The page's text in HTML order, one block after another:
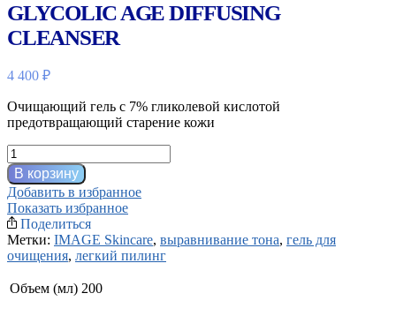
GLYCOLIC AGE DIFFUSING
CLEANSER
4 400 ₽
Очищающий гель с 7% гликолевой кислотой
предотвращающий старение кожи
Количество
товара
Glycolic
Age
Diffusing
Cleanser
В корзину
Добавить в избранное
Показать избранное
Поделиться
Метки: IMAGE Skincare, выравнивание тона, гель для
очищения, легкий пилинг
Объем (мл) 200